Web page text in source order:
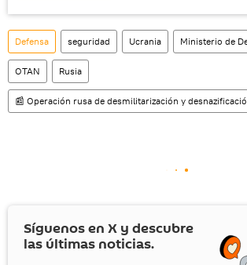
Defensa seguridad Ucrania Ministerio de
OTAN Rusia
📰 Operación rusa de desmilitarización y
Síguenos en X y descubre
las últimas noticias.